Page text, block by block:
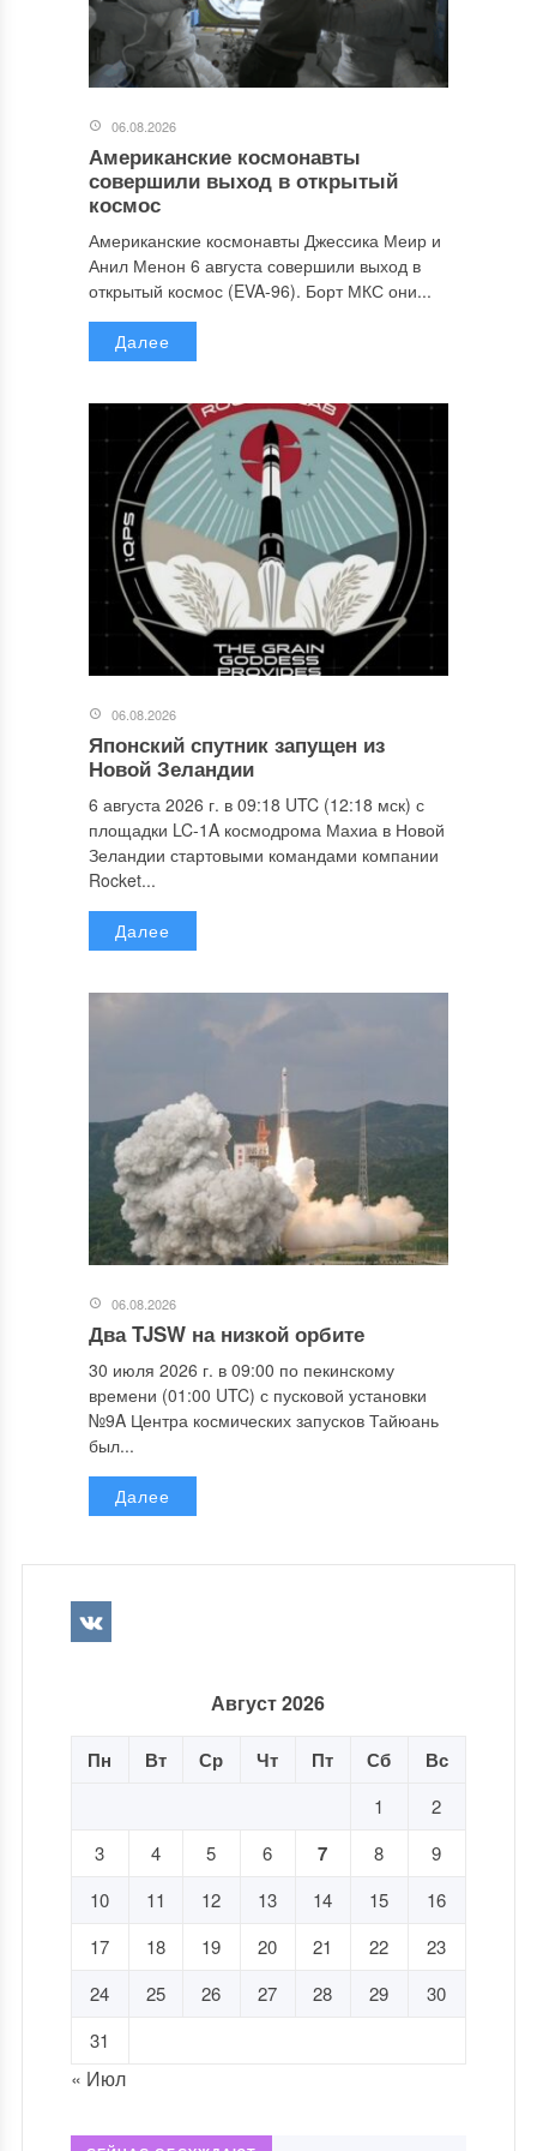
06.08.2026
Американские космонавты
совершили выход в открытый
космос
Американские космонавты Джессика Меир и
Анил Менон 6 августа совершили выход в
открытый космос (EVA-96). Борт МКС они...
Далее
06.08.2026
Японский спутник запущен из
Новой Зеландии
6 августа 2026 г. в 09:18 UTC (12:18 мск) с
площадки LC-1A космодрома Махиа в Новой
Зеландии стартовыми командами компании
Rocket...
Далее
06.08.2026
Два TJSW на низкой орбите
30 июля 2026 г. в 09:00 по пекинскому
времени (01:00 UTC) с пусковой установки
№9A Центра космических запусков Тайюань
был...
Далее
Август 2026
Пн Вт Ср Чт Пт Сб Вс
1
2
3
4 5 6 7 8
9
10
11 12 13 14 15
16
17
18 19 20 21 22
23
24
25 26 27 28 29
30
31
« Июл